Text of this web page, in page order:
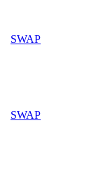
SWAP
SWAP